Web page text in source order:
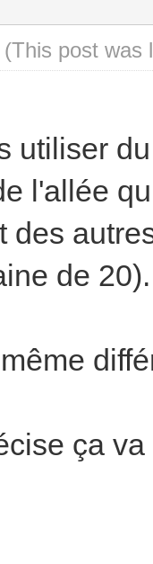
(This post was
utiliser
l'allée
des
de 20).
ça